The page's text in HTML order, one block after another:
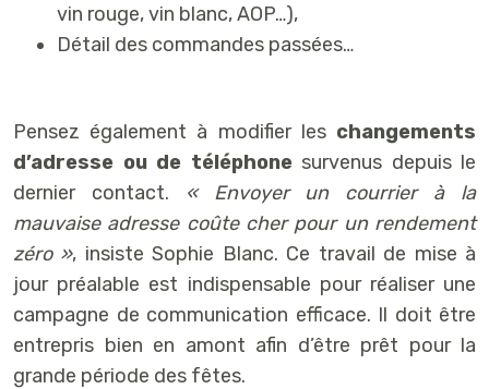
vin rouge, vin blanc, AOP…),
Détail des commandes passées…
Pensez également à modifier les changements
d’adresse ou de téléphone survenus depuis le
dernier contact.
« Envoyer un courrier à la
mauvaise adresse coûte cher pour un rendement
zéro », insiste Sophie Blanc. Ce travail de mise à
jour préalable est indispensable pour réaliser une
campagne de communication efficace. Il doit être
entrepris bien en amont afin d’être prêt pour la
grande période des fêtes.